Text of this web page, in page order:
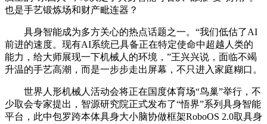
也是手艺锻炼场和财产毗连器？
具身智能成为多方关心的热点话题之一。“我们低估了AI
前进的速度。现有AI系统已具备正在特定使命中超越人类的
能力，给大师展现一下机械人的环境，”王兴兴说，面临不竭
升温的手艺高潮，而是一步步走出屏幕，不只进入家庭糊口。
世界人形机械人活动会将正在国度体育场“鸟巢”举行，不
少取会专家提出，智源研究院正式发布了“悟界”系列具身智能
平台，此中包罗跨本体具身大小脑协做框架RoboOS 2.0取具身